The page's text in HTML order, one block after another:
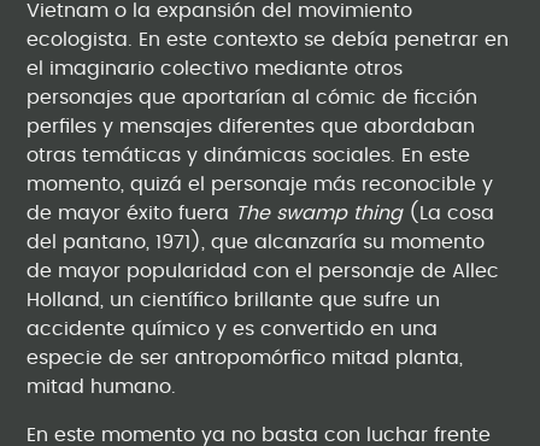
Vietnam o la expansión del movimiento
ecologista. En este contexto se debía penetrar en
el imaginario colectivo mediante otros
personajes que aportarían al cómic de ficción
perfiles y mensajes diferentes que abordaban
otras temáticas y dinámicas sociales. En este
momento, quizá el personaje más reconocible y
de mayor éxito fuera The swamp thing(La cosa
del pantano, 1971), que alcanzaría su momento
de mayor popularidad con el personaje de Allec
Holland, un científico brillante que sufre un
accidente químico y es convertido en una
especie de ser antropomórfico mitad planta,
mitad humano.
En este momento ya no basta con luchar frente